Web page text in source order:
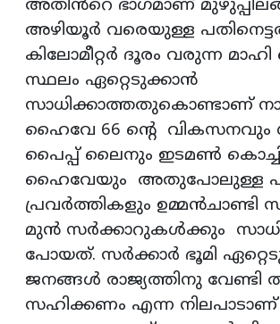
അതിൻറെ ഭാഗമാണ്
അഴിയൂർ വരെയുള്ള
കിലോമീറ്റർ ദൂരം വരുന്ന
സ്ഥലം ഏറ്റെടുക്കാൻ
സാധിക്കാത്തതുകൊണ്ടാണ്
ഹൈവേ 66 ന്റെ വികസനവും
പൈപ്പ് ലൈനും ഇടമൺ
ഹൈവേയും അതുപോലുള്ള
പ്രവർത്തികളും ഉമ്മൻചാണ്ടി
മുന്‍ സർക്കാറുകള്‍ക്കും
പോയത്. സർക്കാർ ഭൂമി
ജനങ്ങൾ രാജ്യത്തിനു വേണ്ടി
സഹിക്കണം എന്ന നിലപാടാണ്